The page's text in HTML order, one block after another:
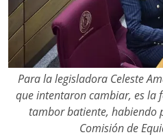
Para la legisladora Celeste
que intentaron cambiar, es la
tambor batiente, habiendo
Comisión de